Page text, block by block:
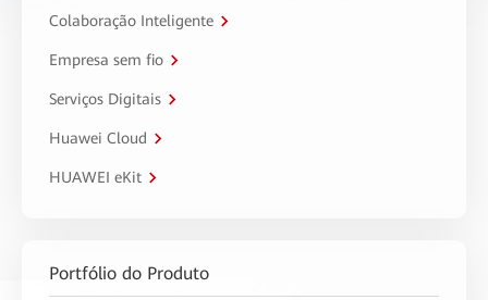
Colaboração Inteligente
Empresa sem fio
Serviços Digitais
Huawei Cloud
HUAWEI eKit
Portfólio do Produto